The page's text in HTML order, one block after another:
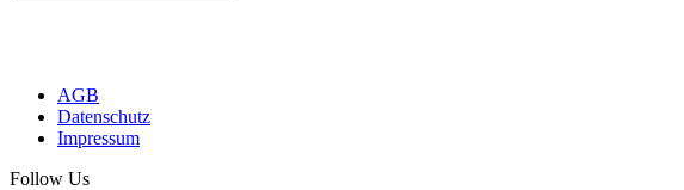
AGB
Datenschutz
Impressum
Follow Us